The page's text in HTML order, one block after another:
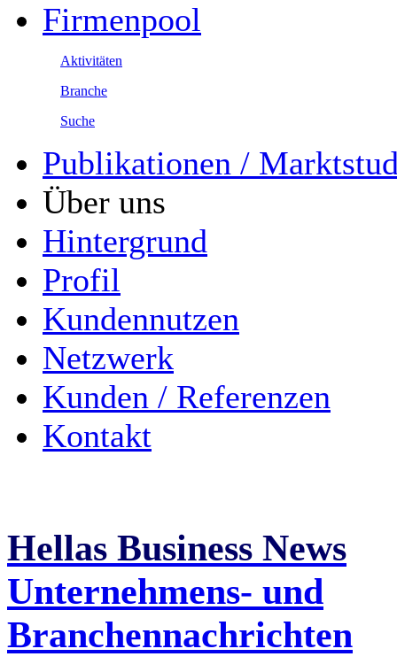
Firmenpool
Aktivitäten
Branche
Suche
Publikationen /
Über uns
Hintergrund
Profil
Kundennutzen
Netzwerk
Kunden / Referenzen
Kontakt
Hellas Business News
Unternehmens- und
Branchennachrichten